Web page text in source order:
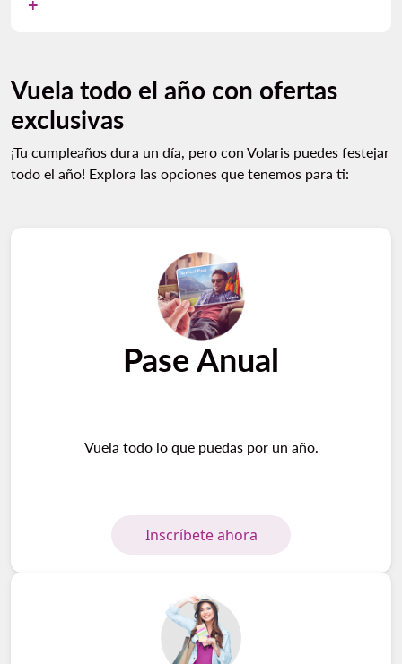
Vuela todo el año con ofertas
exclusivas
¡Tu cumpleaños dura un día, pero con Volaris puedes festejar
todo el año! Explora las opciones que tenemos para ti:
Pase Anual
Vuela todo lo que puedas por un año.
Inscríbete ahora